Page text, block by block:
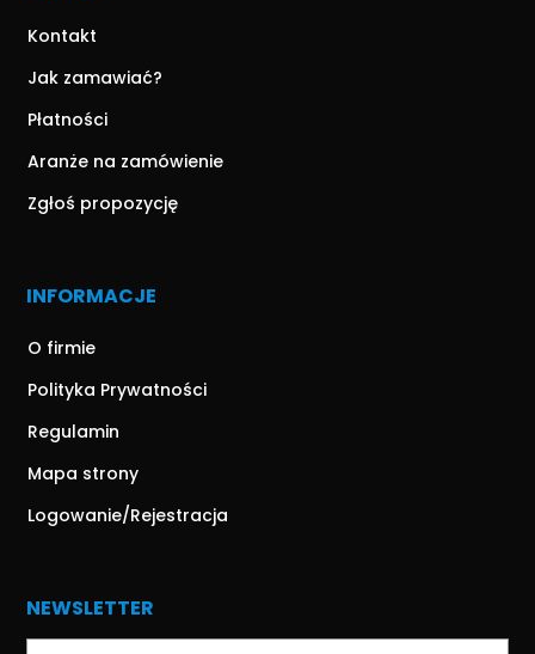
Kontakt
Jak zamawiać?
Płatności
Aranże na zamówienie
Zgłoś propozycję
INFORMACJE
O firmie
Polityka Prywatności
Regulamin
Mapa strony
Logowanie/Rejestracja
NEWSLETTER